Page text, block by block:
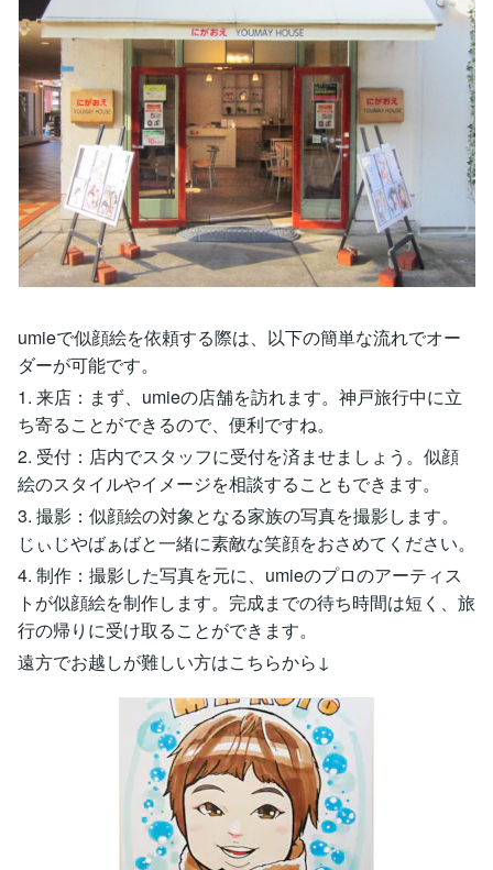
umieで似顔絵を依頼する際は、以下の簡単な流れでオー
ダーが可能です。
1. 来店：まず、umieの店舗を訪れます。神戸旅行中に立
ち寄ることができるので、便利ですね。
2. 受付：店内でスタッフに受付を済ませましょう。似顔
絵のスタイルやイメージを相談することもできます。
3. 撮影：似顔絵の対象となる家族の写真を撮影します。
じぃじやばぁばと一緒に素敵な笑顔をおさめてください。
4. 制作：撮影した写真を元に、umieのプロのアーティス
トが似顔絵を制作します。完成までの待ち時間は短く、旅
行の帰りに受け取ることができます。
遠方でお越しが難しい方はこちらから↓